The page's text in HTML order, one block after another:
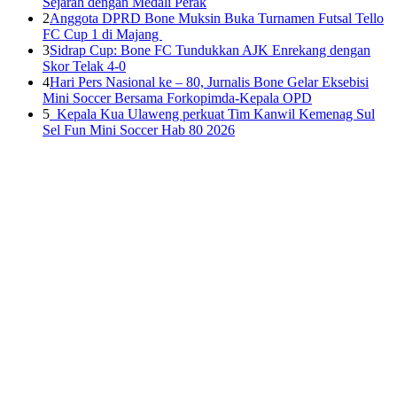
2Anggota DPRD Bone Muksin Buka Turnamen Futsal Tello
FC Cup 1 di Majang
3Sidrap Cup: Bone FC Tundukkan AJK Enrekang dengan
Skor Telak 4-0
4Hari Pers Nasional ke – 80, Jurnalis Bone Gelar Eksebisi
Mini Soccer Bersama Forkopimda-Kepala OPD
5 Kepala Kua Ulaweng perkuat Tim Kanwil Kemenag Sul
Sel Fun Mini Soccer Hab 80 2026